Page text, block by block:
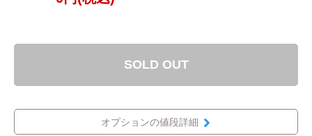
SOLD OUT
オプションの値段詳細